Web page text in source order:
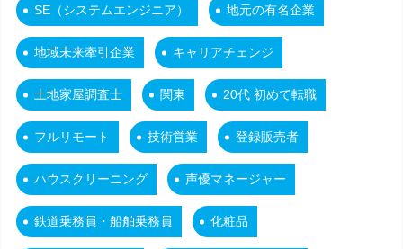
SE（システムエンジニア） 地元の有名企業
地域未来牽引企業 キャリアチェンジ
土地家屋調査士 関東 20代 初めて転職
フルリモート 技術営業 登録販売者
ハウスクリーニング 声優マネージャー
鉄道乗務員・船舶乗務員 化粧品